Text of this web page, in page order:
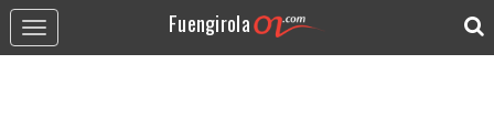
Toggle
navigation
Fuengirola